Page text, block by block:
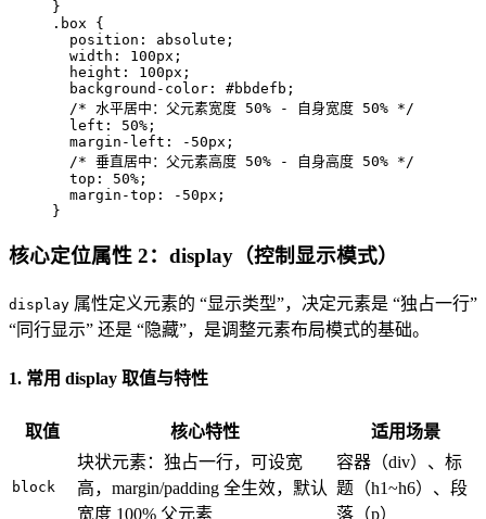
.box {
position : absolute;
width : 100px ;
height : 100px ;
background-color : #bbdefb ;
/* 水平居中：父元素宽度 50% - 自身宽度 50% */
left : 50% ;
margin-left : - 50px ;
/* 垂直居中：父元素高度 50% - 自身高度 50% */
top : 50% ;
margin-top : - 50px ;
}
核心定位属性 2：display（控制显示模式）
display 属性定义元素的 “显示类型”，决定元素是 “独占一行”
“同行显示” 还是 “隐藏”，是调整元素布局模式的基础。
1. 常用 display 取值与特性
取值 核心特性 适用场景
block
块状元素：独占一行，可设宽
高，margin/padding 全生效，默认
宽度 100% 父元素
容器（div）、标
题（h1~h6）、段
落（p）